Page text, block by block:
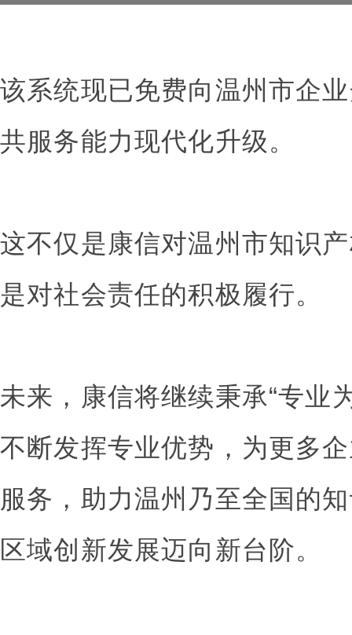
该系统现已免费向温州市企
共服务能力现代化升级。
这不仅是康信对温州市知识
是对社会责任的积极履行。
未来，康信将继续秉承“专业
不断发挥专业优势，为更多
服务，助力温州乃至全国的
区域创新发展迈向新台阶。